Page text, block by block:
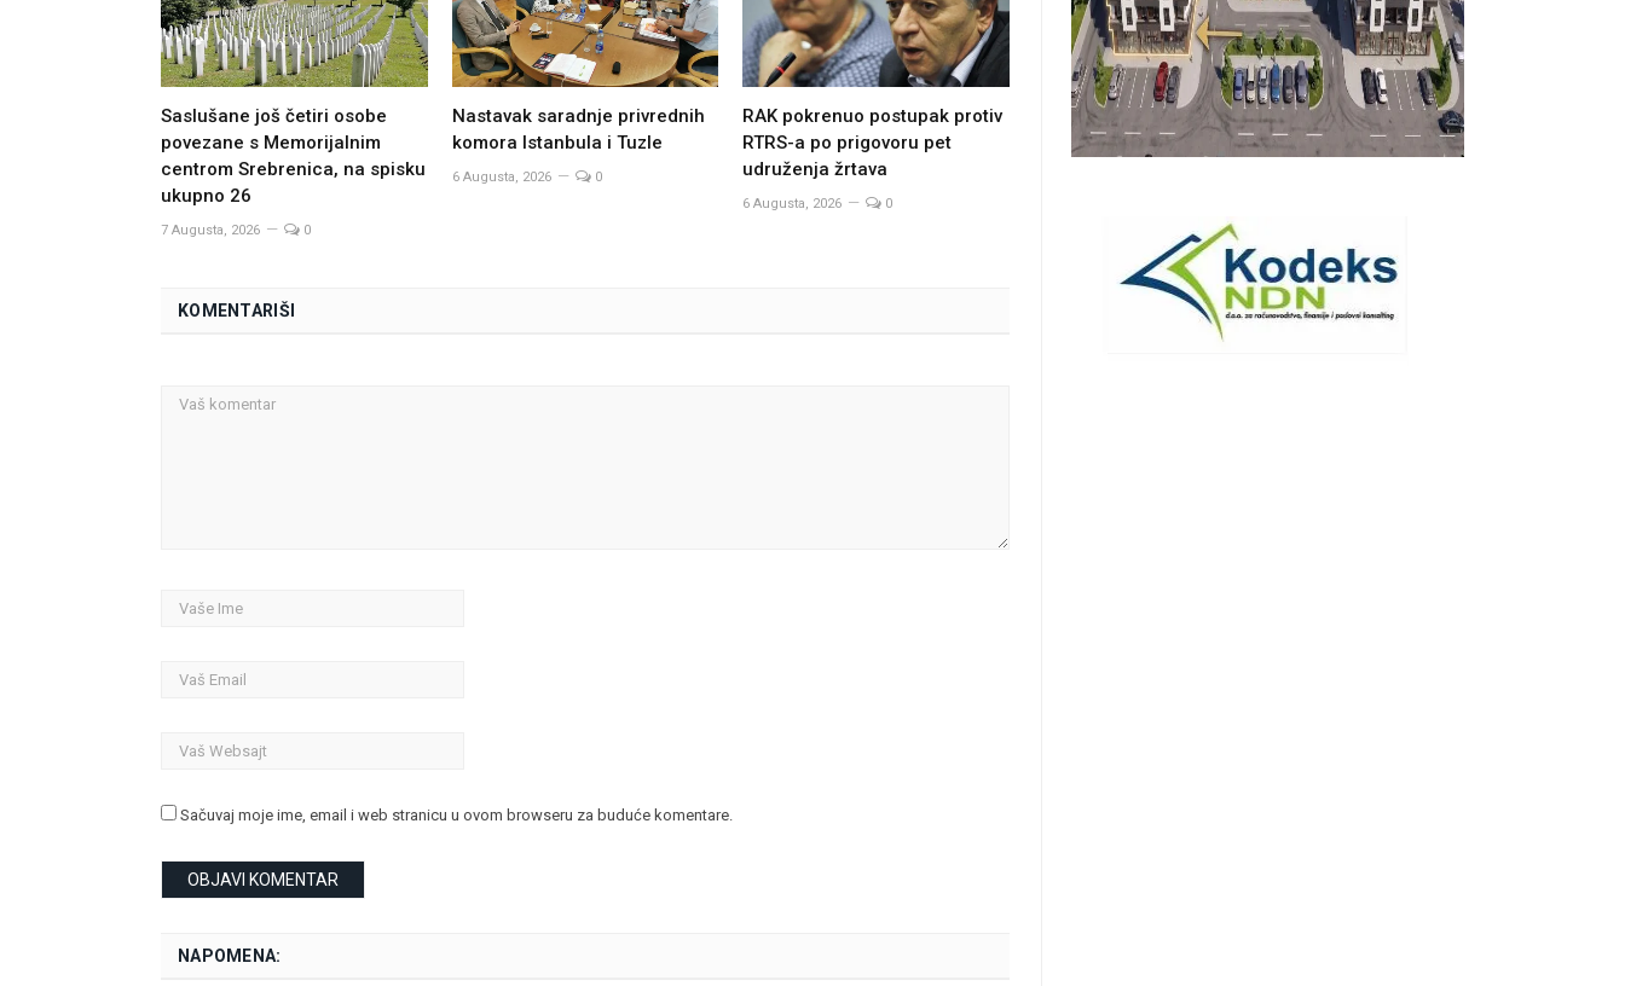
Saslušane još četiri osobe
povezane s Memorijalnim
centrom Srebrenica, na spisku
ukupno 26
7 Augusta, 2026 0
Nastavak saradnje privrednih
komora Istanbula i Tuzle
6 Augusta, 2026 0
RAK pokrenuo postupak protiv
RTRS-a po prigovoru pet
udruženja žrtava
6 Augusta, 2026 0
KOMENTARIŠI
Sačuvaj moje ime, email i web stranicu u ovom browseru za buduće komentare.
NAPOMENA: